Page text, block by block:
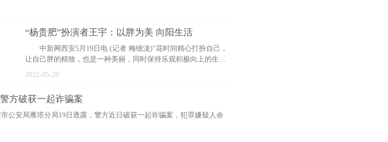
“杨贵肥”扮演者王宇：以胖为美 向阳生活
中新网西安5月19日电 (记者 梅镱泷)“花时间精心打扮自己，
让自己胖的精致，也是一种美丽，同时保持乐观积极向上的生活
态度，才是人
2022-05-20
方破获一起诈骗案
安局雁塔分局19日透露，警方近日破获一起诈骗案，犯罪嫌疑人余